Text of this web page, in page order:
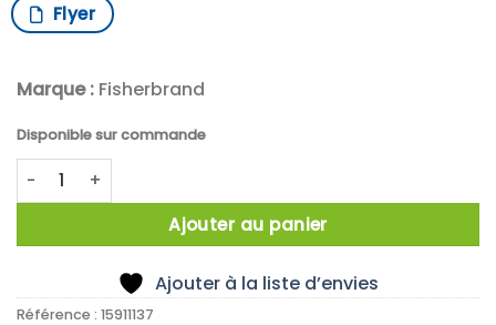
Flyer
Marque : Fisherbrand
Disponible sur commande
quantité de Mini Vortex Mixer Grey/Blue
Ajouter au panier
Ajouter à la liste d’envies
Référence : 15911137